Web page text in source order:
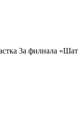
3а филиала